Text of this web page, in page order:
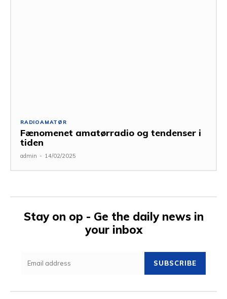
RADIOAMATØR
Fænomenet amatørradio og tendenser i
tiden
admin - 14/02/2025
Stay on op - Ge the daily news in
your inbox
SUBSCRIBE